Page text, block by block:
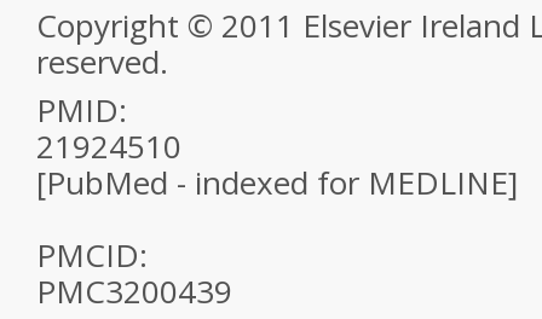
Copyright © 2011 Elsevier Ireland
reserved.
PMID:
21924510
[PubMed - indexed for MEDLINE]
PMCID:
PMC3200439